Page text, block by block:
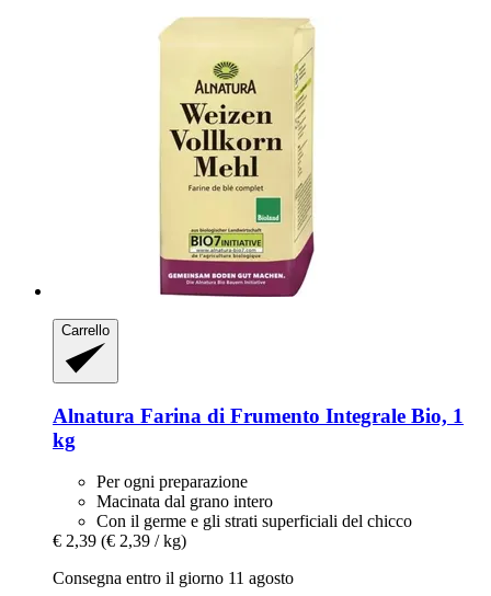
Carrello
Alnatura Farina di Frumento Integrale Bio, 1
kg
Per ogni preparazione
Macinata dal grano intero
Con il germe e gli strati superficiali del chicco
€ 2,39 (€ 2,39 / kg)
Consegna entro il giorno 11 agosto